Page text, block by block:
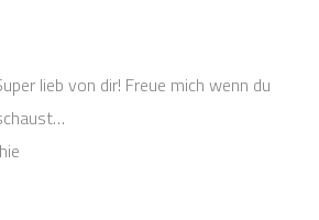
lieb von dir! Freue mich wenn du